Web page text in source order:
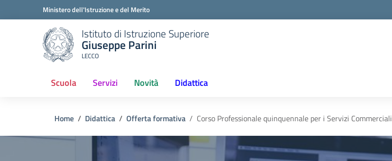
Ministero dell'Istruzione e del Merito
Istituto di Istruzione Superiore
Giuseppe Parini
LECCO
Scuola Servizi Novità Didattica
Home Didattica Offerta formativa Corso Professionale quinquennale per i Servizi Commerciali